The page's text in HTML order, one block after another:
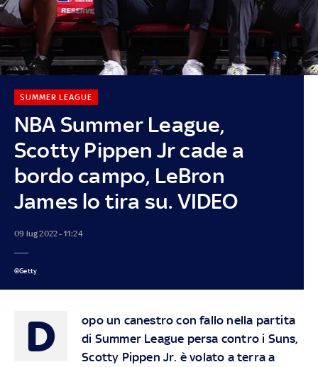
NBA Summer League,
Scotty Pippen Jr cade a
bordo campo, LeBron
James lo tira su. VIDEO
SUMMER LEAGUE
09 lug 2022 - 11:24
©Getty
D
opo un canestro con fallo nella partita
di Summer League persa contro i Suns,
Scotty Pippen Jr. è volato a terra a